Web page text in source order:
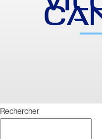
Rechercher